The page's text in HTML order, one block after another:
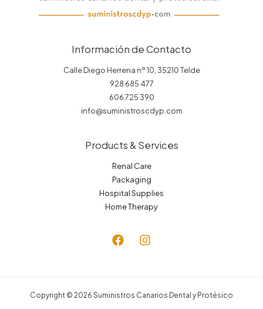
Información de Contacto
Calle Diego Herrena nº 10, 35210 Telde
928 685 477
606 725 390
info@suministroscdyp.com
Products & Services
Renal Care
Packaging
Hospital Supplies
Home Therapy
Copyright © 2026 Suministros Canarios Dental y Protésico